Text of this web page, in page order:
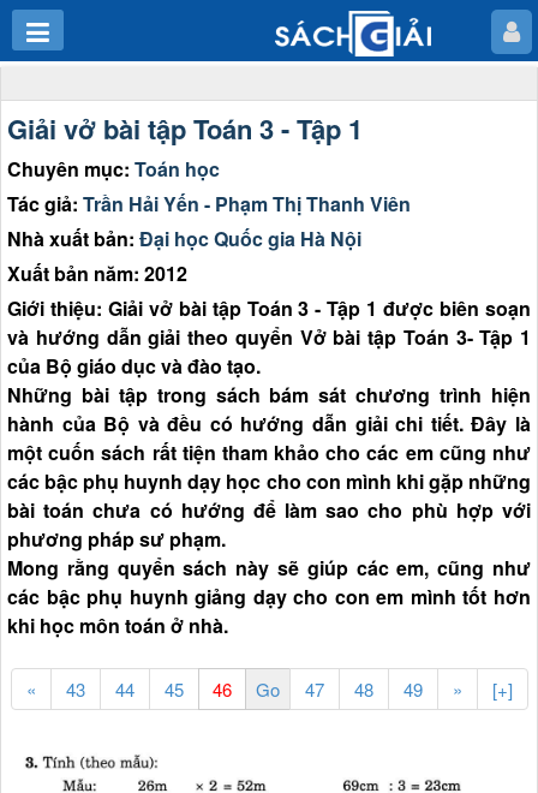
Giải vở bài tập Toán 3 - Tập 1
Chuyên mục: Toán học
Tác giả: Trần Hải Yến - Phạm Thị Thanh Viên
Nhà xuất bản: Đại học Quốc gia Hà Nội
Xuất bản năm: 2012
Giới thiệu: Giải vở bài tập Toán 3 - Tập 1 được biên soạn
và hướng dẫn giải theo quyển Vở bài tập Toán 3- Tập 1
của Bộ giáo dục và đào tạo.
Những bài tập trong sách bám sát chương trình hiện
hành của Bộ và đều có hướng dẫn giải chi tiết. Đây là
một cuốn sách rất tiện tham khảo cho các em cũng như
các bậc phụ huynh dạy học cho con mình khi gặp những
bài toán chưa có hướng để làm sao cho phù hợp với
phương pháp sư phạm.
Mong rằng quyển sách này sẽ giúp các em, cũng như
các bậc phụ huynh giảng dạy cho con em mình tốt hơn
khi học môn toán ở nhà.
« 43 44 45 47 48 49 » [+]